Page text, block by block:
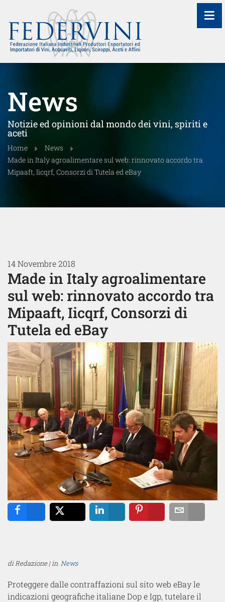
News
Notizie ed opinioni dal mondo dei vini, spiriti e
aceti
Home
News
Made in Italy agroalimentare sul web: rinnovato accordo tra
Mipaaft, Iicqrf, Consorzi di Tutela ed eBay
14 Novembre 2018
Made in Italy agroalimentare
sul web: rinnovato accordo tra
Mipaaft, Iicqrf, Consorzi di
Tutela ed eBay
di Redazione | in News
Proteggere dalle contraffazioni sul sito web eBay le
indicazioni geografiche italiane Dop e Igp, tutelare il
≡